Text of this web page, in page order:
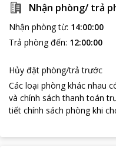
Nhận phòng/ trả
Nhận phòng từ: 14:00:00
Trả phòng đến: 12:00:00
Hủy đặt phòng/trả trước
Các loại phòng khác nhau
và chính sách thanh toán
tiết chính sách phòng khi